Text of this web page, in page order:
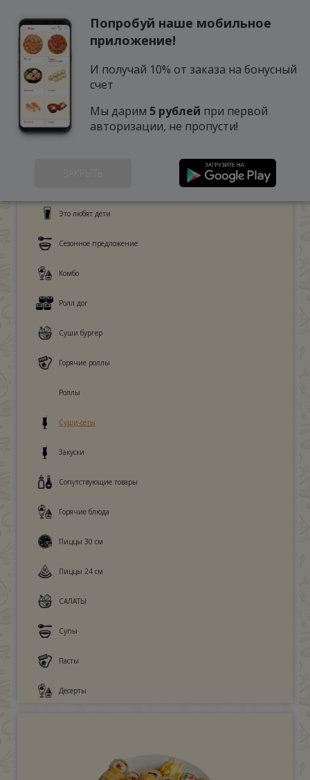
Это любят дети
Сезонное предложение
Комбо
Ролл дог
Суши бургер
Горячие роллы
Роллы
Суши-сеты
Закуски
Сопутствующие товары
Горячие блюда
Пиццы 30 см
Пиццы 24 см
САЛАТЫ
Супы
Пасты
Десерты
Попробуй наше мобильное
приложение!
И получай 10% от заказа на бонусный
счет
Мы дарим 5 рублей при первой
авторизации, не пропусти!